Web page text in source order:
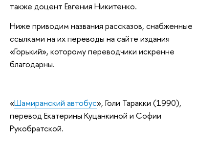
также доцент Евгения Никитенко.
Ниже приводим названия рассказов, снабженные
ссылками на их переводы на сайте издания
«Горький», которому переводчики искренне
благодарны.
«Шамиранский автобус», Голи Таракки (1990),
перевод Екатерины Куцанкиной и Софии
Рукобратской.